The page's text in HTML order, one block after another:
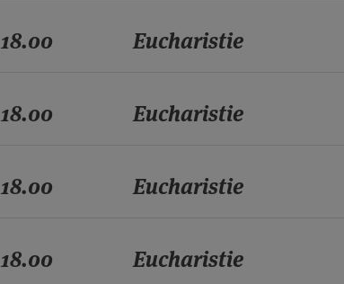
18.00 Eucharistie
18.00 Eucharistie
18.00 Eucharistie
18.00 Eucharistie